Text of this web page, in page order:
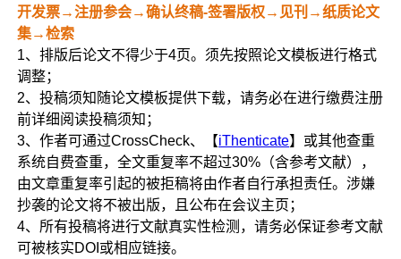
开发票→注册参会→确认终稿-签署版权→见刊→纸质论文
集→检索
1、排版后论文不得少于4页。须先按照论文模板进行格式
调整；
2、投稿须知随论文模板提供下载，请务必在进行缴费注册
前详细阅读投稿须知；
3、作者可通过CrossCheck、【iThenticate】或其他查重
系统自费查重，全文重复率不超过30%（含参考文献），
由文章重复率引起的被拒稿将由作者自行承担责任。涉嫌
抄袭的论文将不被出版，且公布在会议主页；
4、所有投稿将进行文献真实性检测，请务必保证参考文献
可被核实DOI或相应链接。